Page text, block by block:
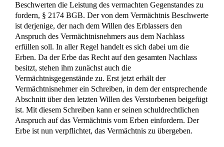
Beschwerten die Leistung des vermachten Gegenstandes zu
fordern, § 2174 BGB. Der von dem Vermächtnis Beschwerte
ist derjenige, der nach dem Willen des Erblassers den
Anspruch des Vermächtnisnehmers aus dem Nachlass
erfüllen soll. In aller Regel handelt es sich dabei um die
Erben. Da der Erbe das Recht auf den gesamten Nachlass
besitzt, stehen ihm zunächst auch die
Vermächtnisgegenstände zu. Erst jetzt erhält der
Vermächtnisnehmer ein Schreiben, in dem der entsprechende
Abschnitt über den letzten Willen des Verstorbenen beigefügt
ist. Mit diesem Schreiben kann er seinen schuldrechtlichen
Anspruch auf das Vermächtnis vom Erben einfordern. Der
Erbe ist nun verpflichtet, das Vermächtnis zu übergeben.